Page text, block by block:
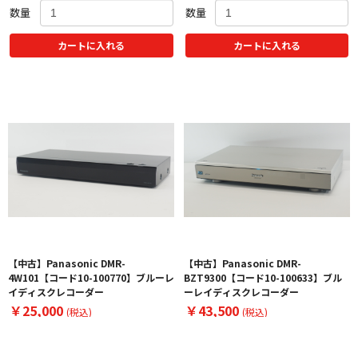
数量
カートに入れる
数量
カートに入れる
【中古】Panasonic DMR-
4W101【コード10-100770】ブルーレ
イディスクレコーダー
￥25,000 (税込)
【中古】Panasonic DMR-
BZT9300【コード10-100633】ブル
ーレイディスクレコーダー
￥43,500 (税込)